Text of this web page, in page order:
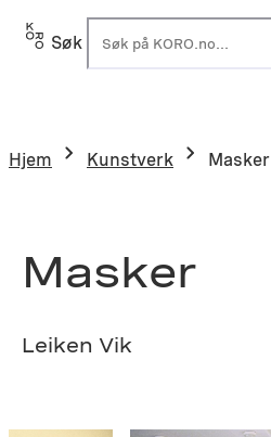
Hopp
Søk
Hjem Kunstverk Masker
Masker
Leiken Vik